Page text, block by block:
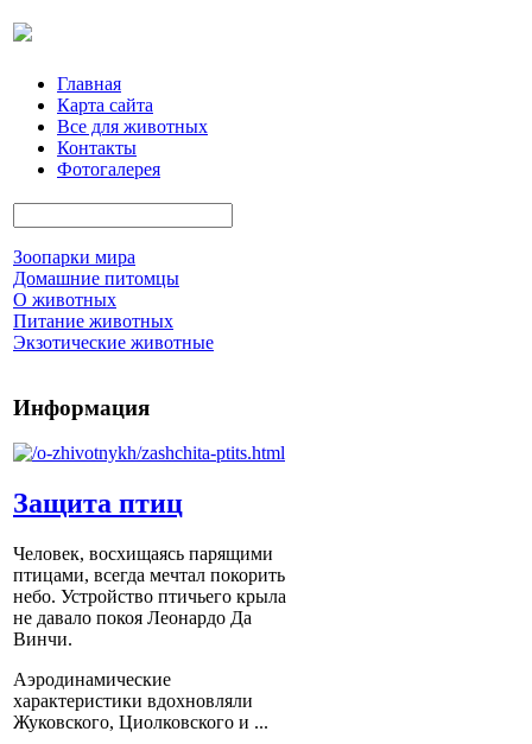
Главная
Карта сайта
Все для животных
Контакты
Фотогалерея
Зоопарки мира
Домашние питомцы
О животных
Питание животных
Экзотические животные
Информация
Защита птиц
Человек, восхищаясь парящими
птицами, всегда мечтал покорить
небо. Устройство птичьего крыла
не давало покоя Леонардо Да
Винчи.
Аэродинамические
характеристики вдохновляли
Жуковского, Циолковского и ...